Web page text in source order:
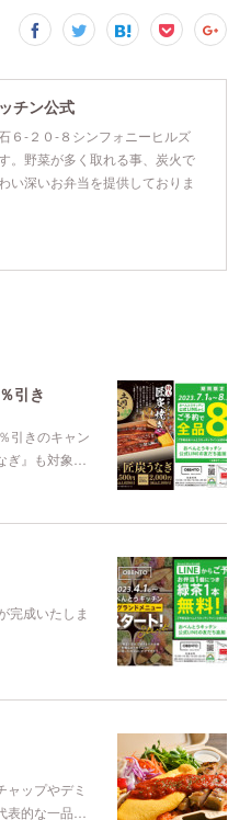
チン公式
６‐２０‐８シンフォニーヒルズ
。野菜が多く取れる事、炭火で
い深いお弁当を提供しておりま
引き
引きのキャン
ぎ』も対象…
完成いたしま
ャップやデミ
表的な一品…